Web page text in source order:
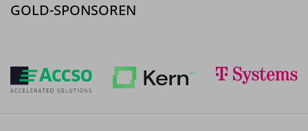
GOLD-SPONSOREN